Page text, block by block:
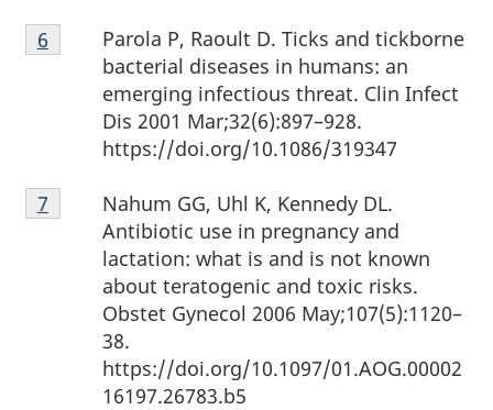
Note
de
Parola P, Raoult D. Ticks and tickborne
bacterial diseases in humans: an
emerging infectious threat. Clin Infect
Dis 2001 Mar;32(6):897–928.
https://doi.org/10.1086/319347
Retour à la référence de la note de bas de page
6
Note
de
Nahum GG, Uhl K, Kennedy DL.
Antibiotic use in pregnancy and
lactation: what is and is not known
about teratogenic and toxic risks.
Obstet Gynecol 2006 May;107(5):1120–
38.
https://doi.org/10.1097/01.AOG.00002
16197.26783.b5
Retour à la référence de la note de bas de page
7